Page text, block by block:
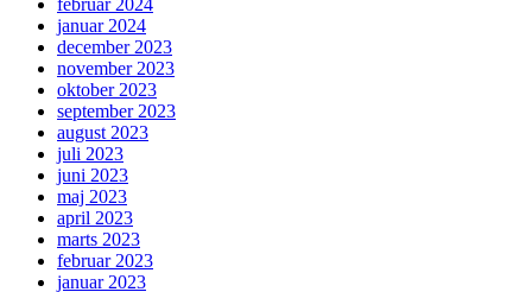
januar 2024
december 2023
november 2023
oktober 2023
september 2023
august 2023
juli 2023
juni 2023
maj 2023
april 2023
marts 2023
februar 2023
januar 2023